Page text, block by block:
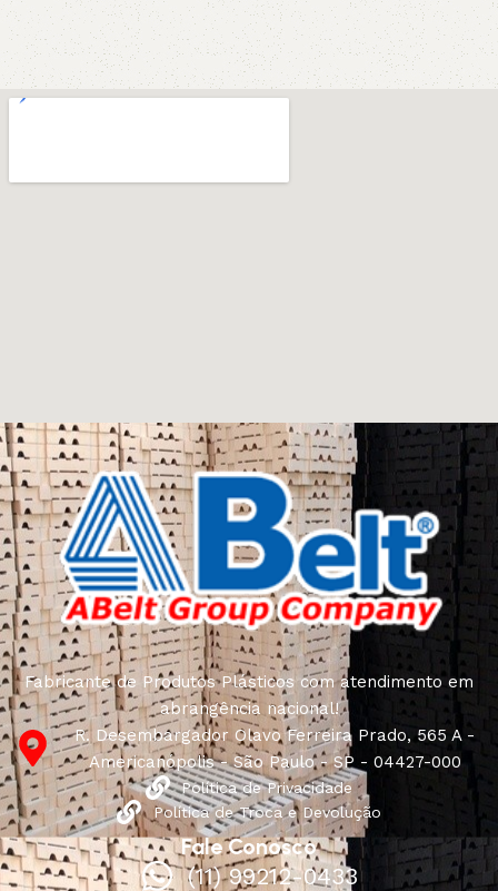
Fabricante de Produtos Plásticos com atendimento em
abrangência nacional!
R. Desembargador Olavo Ferreira Prado, 565 A -
Americanópolis - São Paulo - SP - 04427-000
Política de Privacidade
Política de Troca e Devolução
Fale Conosco
(11) 99212-0433